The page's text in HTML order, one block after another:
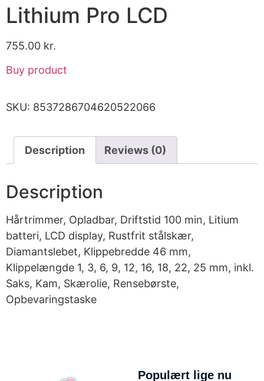
Lithium Pro LCD
755.00 kr.
Buy product
SKU: 8537286704620522066
Description Reviews (0)
Description
Hårtrimmer, Opladbar, Driftstid 100 min, Litium
batteri, LCD display, Rustfrit stålskær,
Diamantslebet, Klippebredde 46 mm,
Klippelængde 1, 3, 6, 9, 12, 16, 18, 22, 25 mm, inkl.
Saks, Kam, Skærolie, Rensebørste,
Opbevaringstaske
Populært lige nu